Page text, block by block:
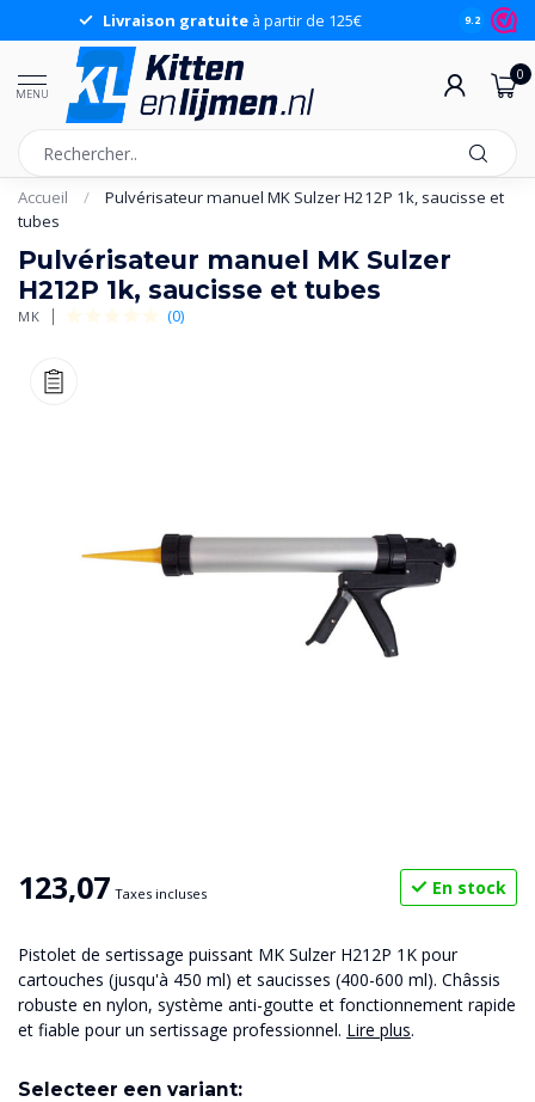
Livraison gratuite à partir de 125€ 9.2
MENU
0
Accueil /
Pulvérisateur manuel MK Sulzer H212P 1k, saucisse et
tubes
Pulvérisateur manuel MK Sulzer
H212P 1k, saucisse et tubes
MK (0)
123,07 Taxes incluses En stock
Pistolet de sertissage puissant MK Sulzer H212P 1K pour
cartouches (jusqu'à 450 ml) et saucisses (400-600 ml). Châssis
robuste en nylon, système anti-goutte et fonctionnement rapide
et fiable pour un sertissage professionnel. Lire plus.
Selecteer een variant: